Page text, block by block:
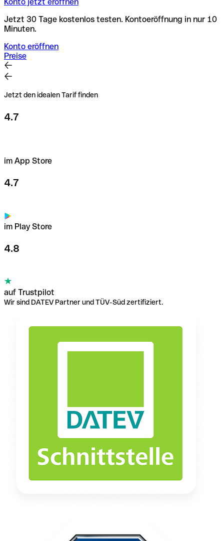
Jetzt 30 Tage kostenlos testen. Kontoeröffnung in nur 10
Minuten.
Konto eröffnen
Preise
Jetzt den idealen Tarif finden
4.7
im App Store
4.7
im Play Store
4.8
auf Trustpilot
Wir sind DATEV Partner und TÜV-Süd zertifiziert.